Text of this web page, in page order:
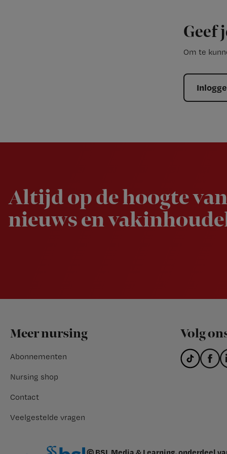
Geef
Om te
Altijd op de hoogte
nieuws en
Footer
Meer nursing
Abonnementen
Nursing shop
Contact
Veelgestelde vragen
Volg
© BSL Media & Learning, onderdeel